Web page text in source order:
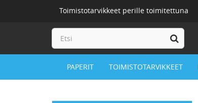
Toimistotarvikkeet perille toimitettuna
PAPERIT TOIMISTOTARVIKKEET